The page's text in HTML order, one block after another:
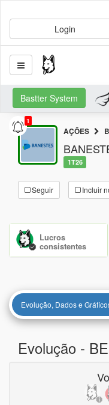
Login
Bastter System
1
AÇÕES
1T26
Seguir Incluir
Lucros
consistentes
Evolução, Dados e
Evolução -